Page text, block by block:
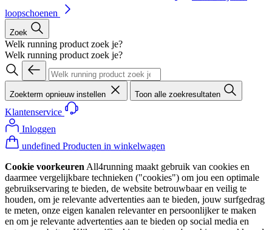
loopschoenen
Zoek
Welk running product zoek je?
Welk running product zoek je?
Zoekterm opnieuw instellen Toon alle zoekresultaten
Klantenservice
Inloggen
undefined Producten in winkelwagen
Cookie voorkeuren All4running maakt gebruik van cookies en
daarmee vergelijkbare technieken ("cookies") om jou een optimale
gebruikservaring te bieden, de website betrouwbaar en veilig te
houden, om je relevante advertenties aan te bieden, jouw surfgedrag
te meten, onze eigen kanalen relevanter en persoonlijker te maken
en om je relevante advertenties aan te bieden op social media en